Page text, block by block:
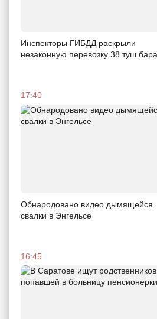
Инспекторы ГИБДД раскрыли
незаконную перевозку 38 туш
17:40
Обнародовано видео дымящейся
свалки в Энгельсе
16:45